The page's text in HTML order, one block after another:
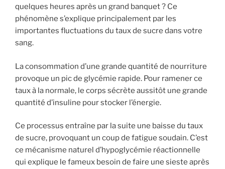
quelques heures après un grand banquet ? Ce
phénomène s’explique principalement par les
importantes fluctuations du taux de sucre dans votre
sang.
La consommation d’une grande quantité de nourriture
provoque un pic de glycémie rapide. Pour ramener ce
taux à la normale, le corps sécrète aussitôt une grande
quantité d’insuline pour stocker l’énergie.
Ce processus entraîne par la suite une baisse du taux
de sucre, provoquant un coup de fatigue soudain. C’est
ce mécanisme naturel d’hypoglycémie réactionnelle
qui explique le fameux besoin de faire une sieste après